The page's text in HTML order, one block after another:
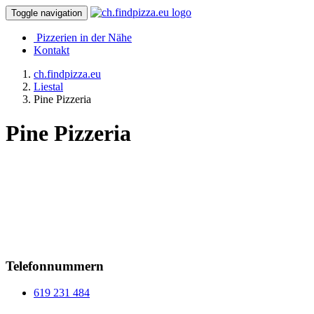
Toggle navigation
Pizzerien in der Nähe
Kontakt
ch.findpizza.eu
Liestal
Pine Pizzeria
Pine Pizzeria
Telefonnummern
619 231 484